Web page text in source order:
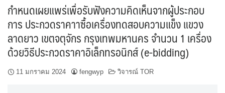
กำหนดเผยแพร่เพื่อรับฟังความคิดเห็นจากผู้ประกอบ
การ ประกวดราคาาซื้อเครื่องทดสอบความแข็ง แขวง
ลาดยาว เขตจตุจักร กรุงเทพมหานคร จำนวน 1 เครื่อง
ด้วยวิธีประกวดราคาอิเล็กทรอนิกส์ (e-bidding)
11 มกราคม 2024 fengwyp วิจารณ์ TOR